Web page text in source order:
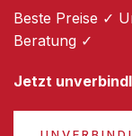
Beste Preise ✓
Beratung ✓
Jetzt